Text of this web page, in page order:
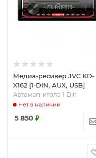
Медиа-ресивер JVC KD-
X162 [1-DIN, AUX, USB]
Автомагнитола 1-Din
Нет в наличии
5 850 ₽